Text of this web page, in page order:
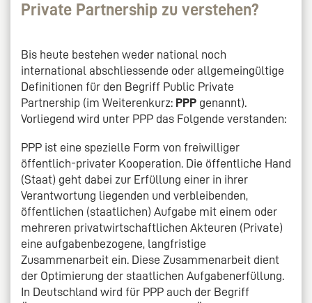
Private Partnership zu verstehen?
Bis heute bestehen weder national noch
international abschliessende oder allgemeingültige
Definitionen für den Begriff Public Private
Partnership (im Weiterenkurz: PPP genannt).
Vorliegend wird unter PPP das Folgende verstanden:
PPP ist eine spezielle Form von freiwilliger
öffentlich-privater Kooperation. Die öffentliche Hand
(Staat) geht dabei zur Erfüllung einer in ihrer
Verantwortung liegenden und verbleibenden,
öffentlichen (staatlichen) Aufgabe mit einem oder
mehreren privatwirtschaftlichen Akteuren (Private)
eine aufgabenbezogene, langfristige
Zusammenarbeit ein. Diese Zusammenarbeit dient
der Optimierung der staatlichen Aufgabenerfüllung.
In Deutschland wird für PPP auch der Begriff